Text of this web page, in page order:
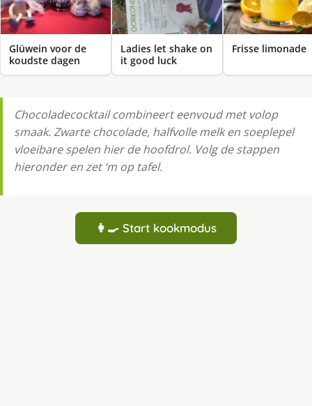
Glüwein voor de
koudste dagen
Ladies let shake on
it good luck
Frisse limonade
Chocoladecocktail combineert eenvoud met volop
smaak. Zwarte chocolade, halfvolle melk en soeplepel
vloeibare spelen hier de hoofdrol. Volg de stappen
hieronder en zet ‘m op tafel.
👩‍🍳 Start kookmodus